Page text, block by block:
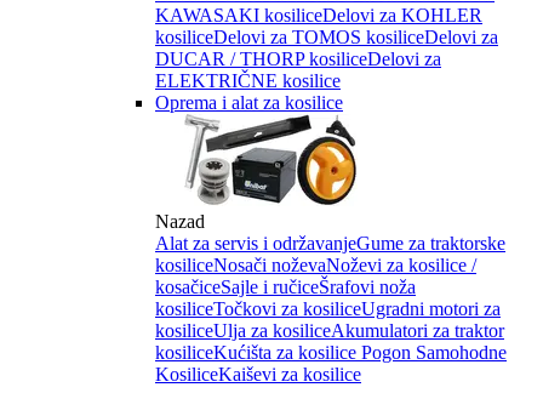
KAWASAKI kosiliceDelovi za KOHLER
kosiliceDelovi za TOMOS kosiliceDelovi za
DUCAR / THORP kosiliceDelovi za
ELEKTRIČNE kosilice
Oprema i alat za kosilice
Nazad
Alat za servis i održavanjeGume za traktorske
kosiliceNosači noževaNoževi za kosilice /
kosačiceSajle i ručiceŠrafovi noža
kosiliceTočkovi za kosiliceUgradni motori za
kosiliceUlja za kosiliceAkumulatori za traktor
kosiliceKućišta za kosilice Pogon Samohodne
KosiliceKaiševi za kosilice